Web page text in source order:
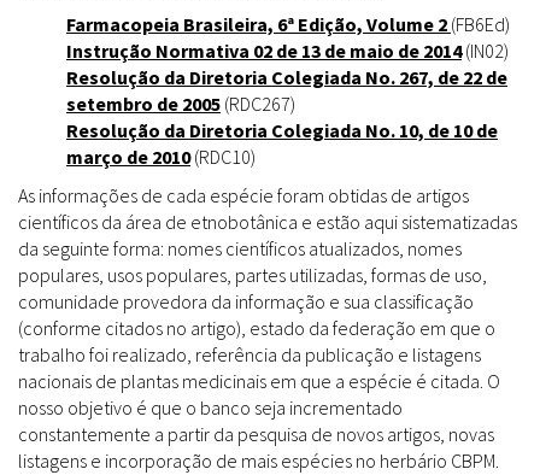
Farmacopeia Brasileira, 6ª Edição, Volume 2 (FB6Ed)
Instrução Normativa 02 de 13 de maio de 2014(IN02)
Resolução da Diretoria Colegiada No. 267, de 22 de
setembro de 2005 (RDC267)
Resolução da Diretoria Colegiada No. 10, de 10 de
março de 2010(RDC10)
As informações de cada espécie foram obtidas de artigos
científicos da área de etnobotânica e estão aqui sistematizadas
da seguinte forma: nomes científicos atualizados, nomes
populares, usos populares, partes utilizadas, formas de uso,
comunidade provedora da informação e sua classificação
(conforme citados no artigo), estado da federação em que o
trabalho foi realizado, referência da publicação e listagens
nacionais de plantas medicinais em que a espécie é citada. O
nosso objetivo é que o banco seja incrementado
constantemente a partir da pesquisa de novos artigos, novas
listagens e incorporação de mais espécies no herbário CBPM.